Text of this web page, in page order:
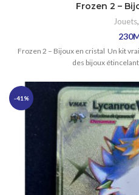
Frozen 2 –
Jouets,
230
Frozen 2 – Bijoux en cristal Un kit
des bijoux
-41%